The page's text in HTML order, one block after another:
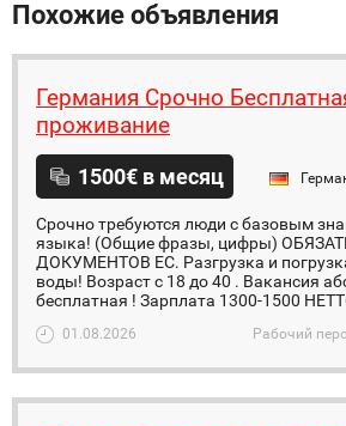
Похожие объявления
Германия Срочно
проживание
1500€ в месяц
Срочно требуются люди с базовым
языка! (Общие фразы, цифры)
ДОКУМЕНТОВ ЕС. Разгрузка и
воды! Возраст с 18 до 40 . Вакансия
бесплатная ! Зарплата 1300-1500
01.08.2026 Рабочий